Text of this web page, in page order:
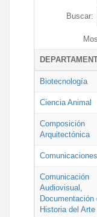
Buscar:
Biotecnología
Ciencia Animal
Composición
Arquitectónica
Comunicaciones
Comunicación
Audiovisual,
Documentación
Historia del Arte